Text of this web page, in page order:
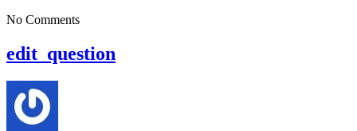
No Comments
edit_question